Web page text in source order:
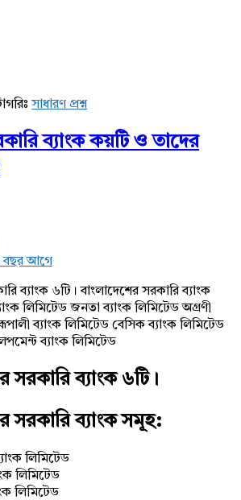
সাধারণ প্রশ্ন
ব্যাংক কয়টি ও তাদের
বছর আগে
ব্যাংক ৬টি। বাংলাদেশের সরকারি ব্যাংক
লিমিটেড জনতা ব্যাংক লিমিটেড অগ্রণী
ব্যাংক লিমিটেড বেসিক ব্যাংক লিমিটেড
ব্যাংক লিমিটেড
সরকারি ব্যাংক ৬টি।
সরকারি ব্যাংক সমূহ:
লিমিটেড
লিমিটেড
লিমিটেড